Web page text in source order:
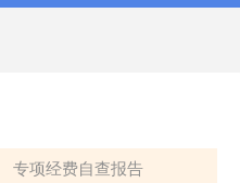
专项经费自查报告